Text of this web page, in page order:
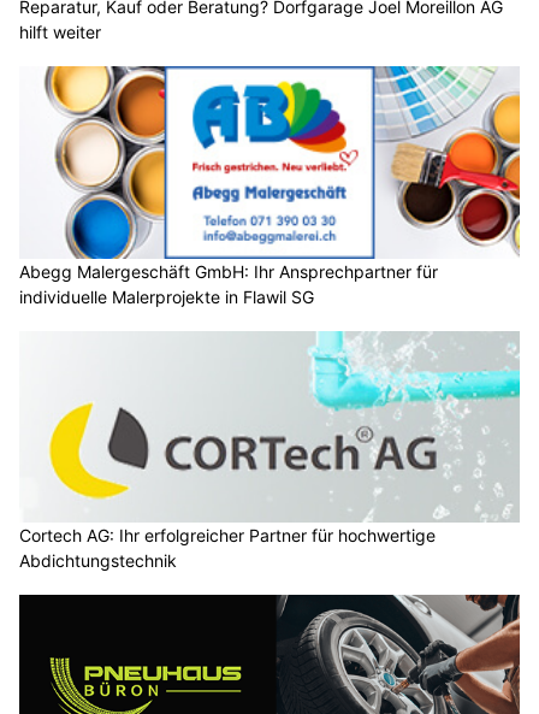
Reparatur, Kauf oder Beratung? Dorfgarage Joel Moreillon AG
hilft weiter
Abegg Malergeschäft GmbH: Ihr Ansprechpartner für
individuelle Malerprojekte in Flawil SG
Cortech AG: Ihr erfolgreicher Partner für hochwertige
Abdichtungstechnik